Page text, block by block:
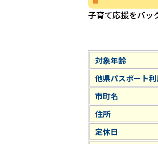
子育て応援をバッ
対象年齢
他県パスポート利
市町名
住所
定休日